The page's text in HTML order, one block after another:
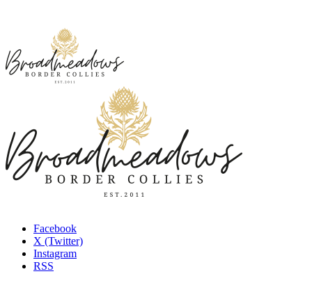
Facebook
X (Twitter)
Instagram
RSS